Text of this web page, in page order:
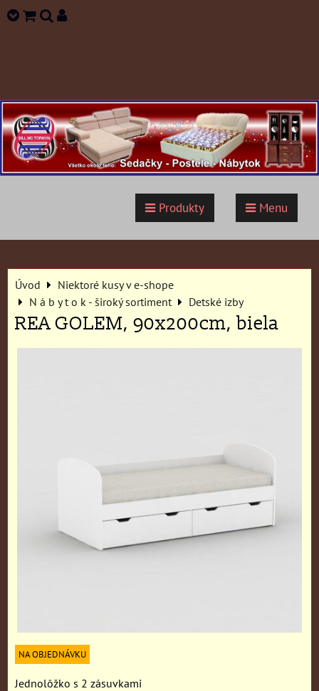
Produkty Menu
Úvod
Niektoré kusy v e-shope
N á b y t o k - široký sortiment
Detské izby
REA GOLEM, 90x200cm, biela
NA OBJEDNÁVKU
Jednolôžko s 2 zásuvkami